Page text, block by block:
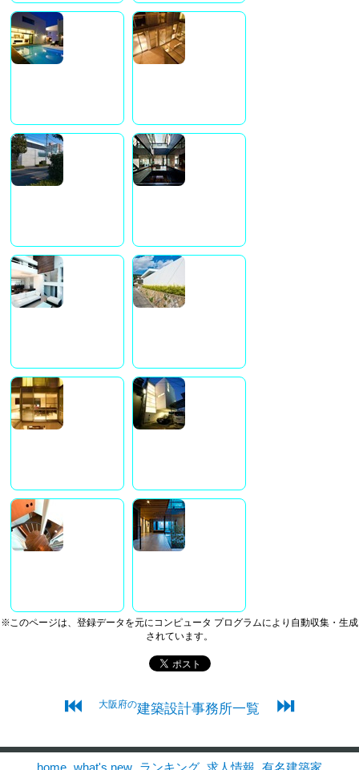
※このページは、登録データを元にコンピュータ プログラムにより自動収集・生成
されています。
⏮ 大阪府の建築設計事務所一覧 ⏭
home what's new ランキング 求人情報 有名建築家